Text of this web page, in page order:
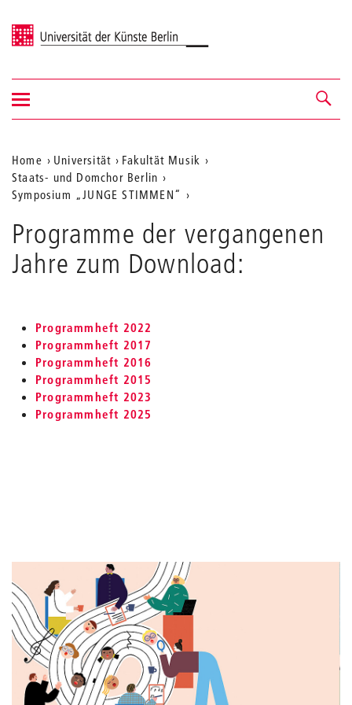
Universität der Künste Berlin
Navigation &
Suche
Navigation
ein-/ausblenden
Aktuelle
Position
der
Webseite
Home Universität
Fakultät Musik
Staats- und Domchor Berlin
Symposium „JUNGE STIMMEN“
Programme der vergangenen
Jahre zum Download:
Programmheft 2022
Programmheft 2017
Programmheft 2016
Programmheft 2015
Programmheft 2023
Programmheft 2025